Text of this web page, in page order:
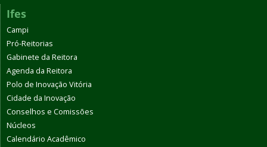
Ifes
Campi
Pró-Reitorias
Gabinete da Reitora
Agenda da Reitora
Polo de Inovação Vitória
Cidade da Inovação
Conselhos e Comissões
Núcleos
Calendário Acadêmico